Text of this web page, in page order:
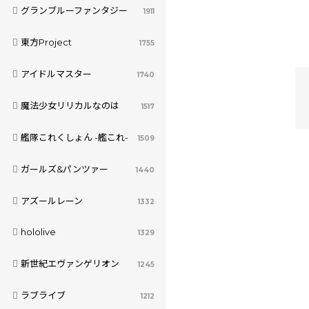
グランブルーファンタジー 1911
東方Project 1755
アイドルマスター 1740
魔法少女リリカルなのは 1517
艦隊これくしょん -艦これ- 1509
ガールズ&パンツァー 1440
アズールレーン 1332
hololive 1329
新世紀エヴァンゲリオン 1245
ラブライブ 1212